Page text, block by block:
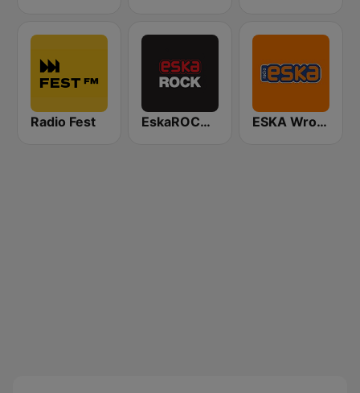
Radio Fest EskaROCK Warszawa ESKA Wrocław